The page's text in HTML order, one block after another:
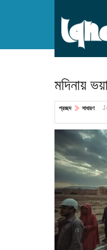
মদিনায়
প্রচ্ছদ সাধারণ